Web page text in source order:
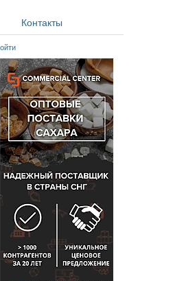
Контакты